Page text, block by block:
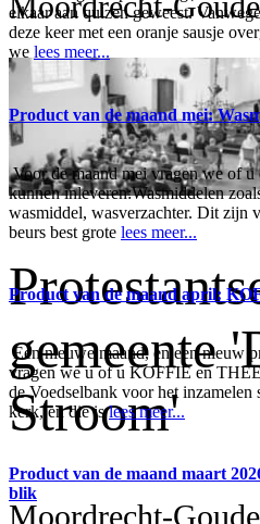
gemeente
Stroom'
Moordrecht-
elkaar aan quizen geweest.
deze keer met een oranje sausje
we lees meer...
Product van de maand mei:
Voor de maand mei vragen we of u
kunnen inleveren:Wasmiddelen
wasmiddel, wasverzachter. Dit zijn
beurs best grote lees meer...
Product van de maand april:
Een nieuwe maand, en een nieuw
vragen we u of u KOFFIE en
de Voedselbank voor het inzamelen
kerk, en die islees meer...
Product van de maand maart
blik